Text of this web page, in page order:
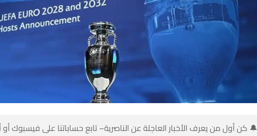
🔔 كن أول من يعرف الأخبار العاجلة عن الناصرية– تابع حساباتنا على فيسبوك